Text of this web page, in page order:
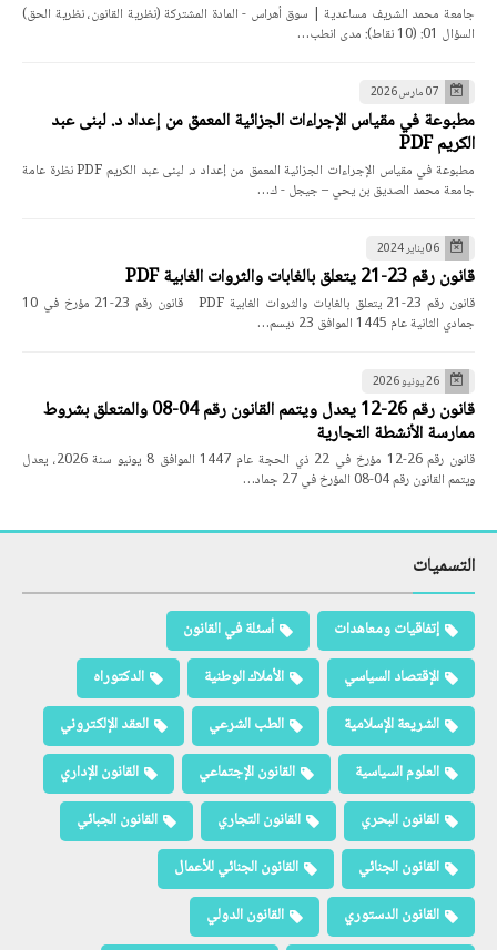
جامعة محمد الشريف مساعدية | سوق أهراس - المادة المشتركة (نظرية القانون، نظرية الحق)
السؤال 01: (10 نقاط): مدى انطب…
07 مارس 2026
مطبوعة في مقياس الإجراءات الجزائية المعمق من إعداد د. لبنى عبد
الكريم PDF
مطبوعة في مقياس الإجراءات الجزائية المعمق من إعداد د. لبنى عبد الكريم PDF نظرة عامة
جامعة محمد الصديق بن يحي – جيجل - ك…
06 يناير 2024
قانون رقم 23-21 يتعلق بالغابات والثروات الغابية PDF
قانون رقم 23-21 يتعلق بالغابات والثروات الغابية PDF قانون رقم 23-21 مؤرخ في 10
جمادي الثانية عام 1445 الموافق 23 ديسم…
26 يونيو 2026
قانون رقم 26-12 يعدل ويتمم القانون رقم 04-08 والمتعلق بشروط
ممارسة الأنشطة التجارية
قانون رقم 26-12 مؤرخ في 22 ذي الحجة عام 1447 الموافق 8 يونيو سنة 2026، يعدل
ويتمم القانون رقم 04-08 المؤرخ في 27 جماد…
التسميات
إتفاقيات ومعاهدات
أسئلة في القانون
الإقتصاد السياسي
الأملاك الوطنية
الدكتوراه
الشريعة الإسلامية
الطب الشرعي
العقد الإلكتروني
العلوم السياسية
القانون الإجتماعي
القانون الإداري
القانون البحري
القانون التجاري
القانون الجبائي
القانون الجنائي
القانون الجنائي للأعمال
القانون الدستوري
القانون الدولي